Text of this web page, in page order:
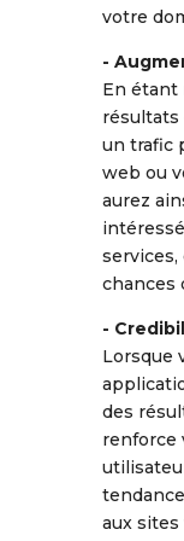
votre
-
En étant
résultats
un trafic
web ou
aurez
services,
chances
-
Lorsque
des
renforce
aux